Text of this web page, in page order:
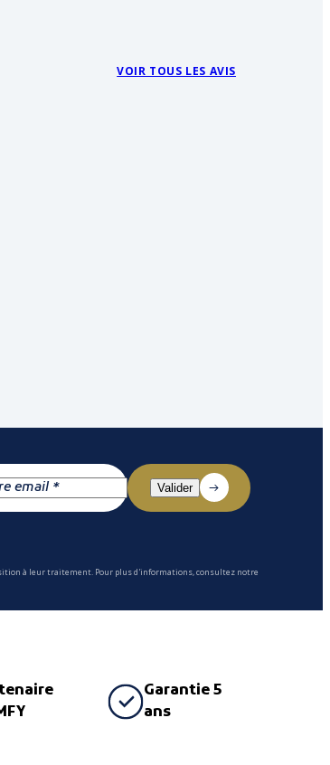
VOIR TOUS LES AVIS
à leur traitement. Pour plus d'informations, consultez notre
Garantie 5
ans